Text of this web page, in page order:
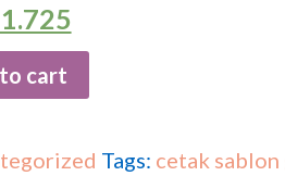
1.725
cart
Tags: cetak